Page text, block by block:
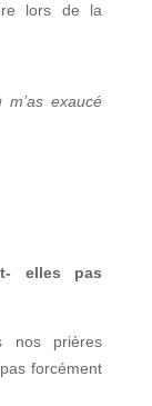
lors de la
exaucé
elles pas
nos prières
forcément